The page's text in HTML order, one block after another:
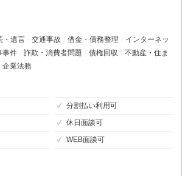
・遺言 交通事故 借金・債務整理
インターネッ
事件 詐欺・消費者問題 債権回収
不動産・住ま
企業法務
分割払い利用可
休日面談可
WEB面談可